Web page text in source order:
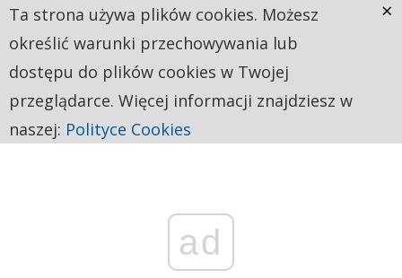
ad
Ta strona używa plików cookies. Możesz
określić warunki przechowywania lub
dostępu do plików cookies w Twojej
przeglądarce. Więcej informacji znajdziesz w
naszej: Polityce Cookies
×